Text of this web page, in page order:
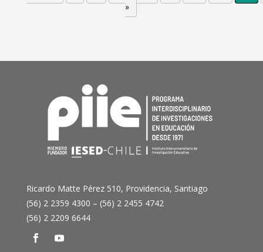
»
Ricardo Matte Pérez 510, Providencia, Santiago
(56) 2 2359 4300 – (56) 2 2455 4742
(56) 2 2209 6644